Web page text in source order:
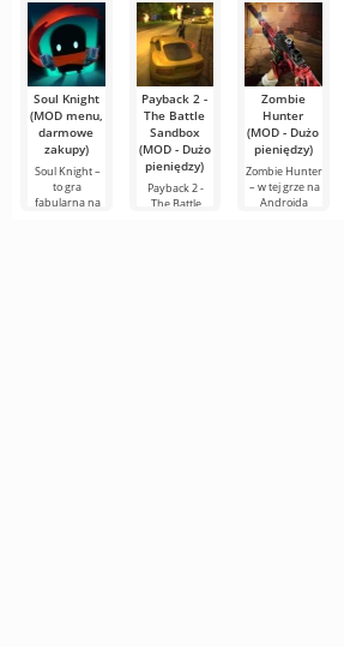
do Game
Pass
Ultimate
Wyobraź sobie,
że wszystkie
twoje ulubione
usługi
latach od
swojego
debiutu,
Film
«Minecraft»,
który trafił na
ekrany w
Soul Knight
(MOD menu,
darmowe
zakupy)
Soul Knight –
to gra
fabularna na
Payback 2 -
The Battle
Sandbox
(MOD - Dużo
pieniędzy)
Payback 2 -
The Battle
Zombie
Hunter
(MOD - Dużo
pieniędzy)
Zombie Hunter
– w tej grze na
Androida